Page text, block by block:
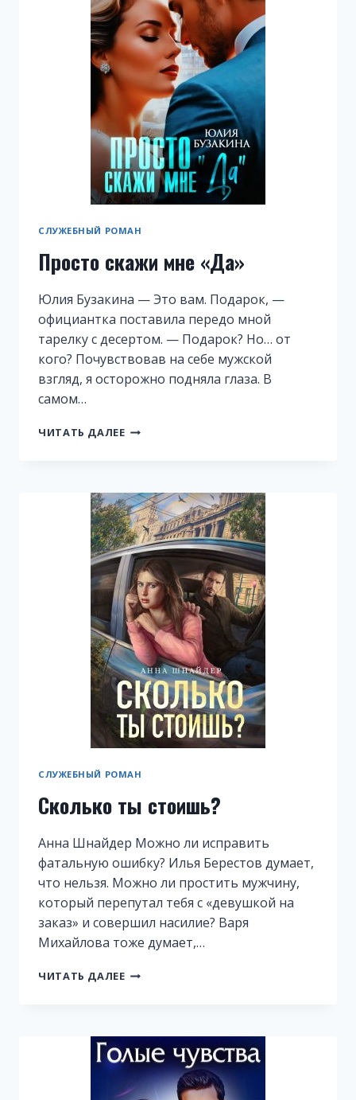
СЛУЖЕБНЫЙ РОМАН
Просто скажи мне «Да»
Юлия Бузакина — Это вам. Подарок, —
официантка поставила передо мной
тарелку с десертом. — Подарок? Но… от
кого? Почувствовав на себе мужской
взгляд, я осторожно подняла глаза. В
самом…
ЧИТАТЬ ДАЛЕЕ ПРОСТО
СЛУЖЕБНЫЙ РОМАН
Сколько ты стоишь?
Анна Шнайдер Можно ли исправить
фатальную ошибку? Илья Берестов думает,
что нельзя. Можно ли простить мужчину,
который перепутал тебя с «девушкой на
заказ» и совершил насилие? Варя
Михайлова тоже думает,…
ЧИТАТЬ ДАЛЕЕ СКОЛЬКО